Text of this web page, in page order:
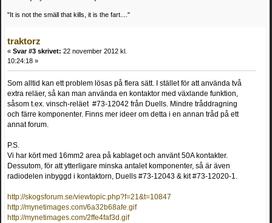
"It is not the smäll that kills, it is the fart...."
traktorz
« Svar #3 skrivet: 22 november 2012 kl.
10:24:18 »
Som alltid kan ett problem lösas på flera sätt. I stället för att använda två
extra reläer, så kan man använda en kontaktor med växlande funktion,
såsom t.ex. vinsch-reläet #73-12042 från Duells. Mindre tråddragning
och färre komponenter. Finns mer ideer om detta i en annan tråd på ett
annat forum.
P.S.
Vi har kört med 16mm2 area på kablaget och använt 50A kontakter.
Dessutom, för att ytterligare minska antalet komponenter, så är även
radiodelen inbyggd i kontaktorn, Duells #73-12043 & kit #73-12020-1.
http://skogsforum.se/viewtopic.php?f=21&t=10847
http://mynetimages.com/6a32b68afe.gif
http://mynetimages.com/2ffe4faf3d.gif